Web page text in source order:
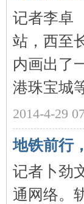
记者李卓
站，西至
内画出了
港珠宝城
2014-4-29
地铁前行
记者卜劲
通网络。